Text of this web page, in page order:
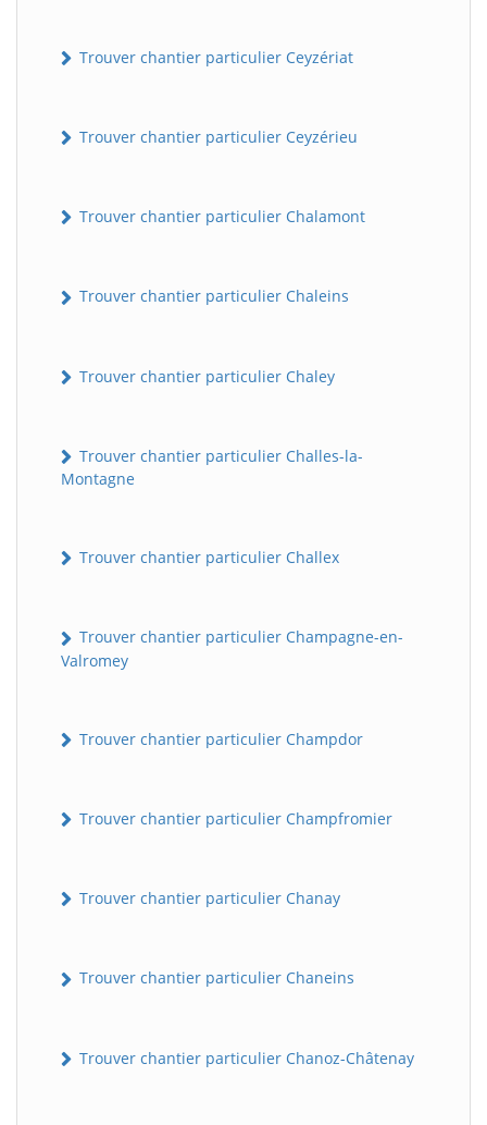
Trouver chantier particulier Ceyzériat
Trouver chantier particulier Ceyzérieu
Trouver chantier particulier Chalamont
Trouver chantier particulier Chaleins
Trouver chantier particulier Chaley
Trouver chantier particulier Challes-la-
Montagne
Trouver chantier particulier Challex
Trouver chantier particulier Champagne-en-
Valromey
Trouver chantier particulier Champdor
Trouver chantier particulier Champfromier
Trouver chantier particulier Chanay
Trouver chantier particulier Chaneins
Trouver chantier particulier Chanoz-Châtenay